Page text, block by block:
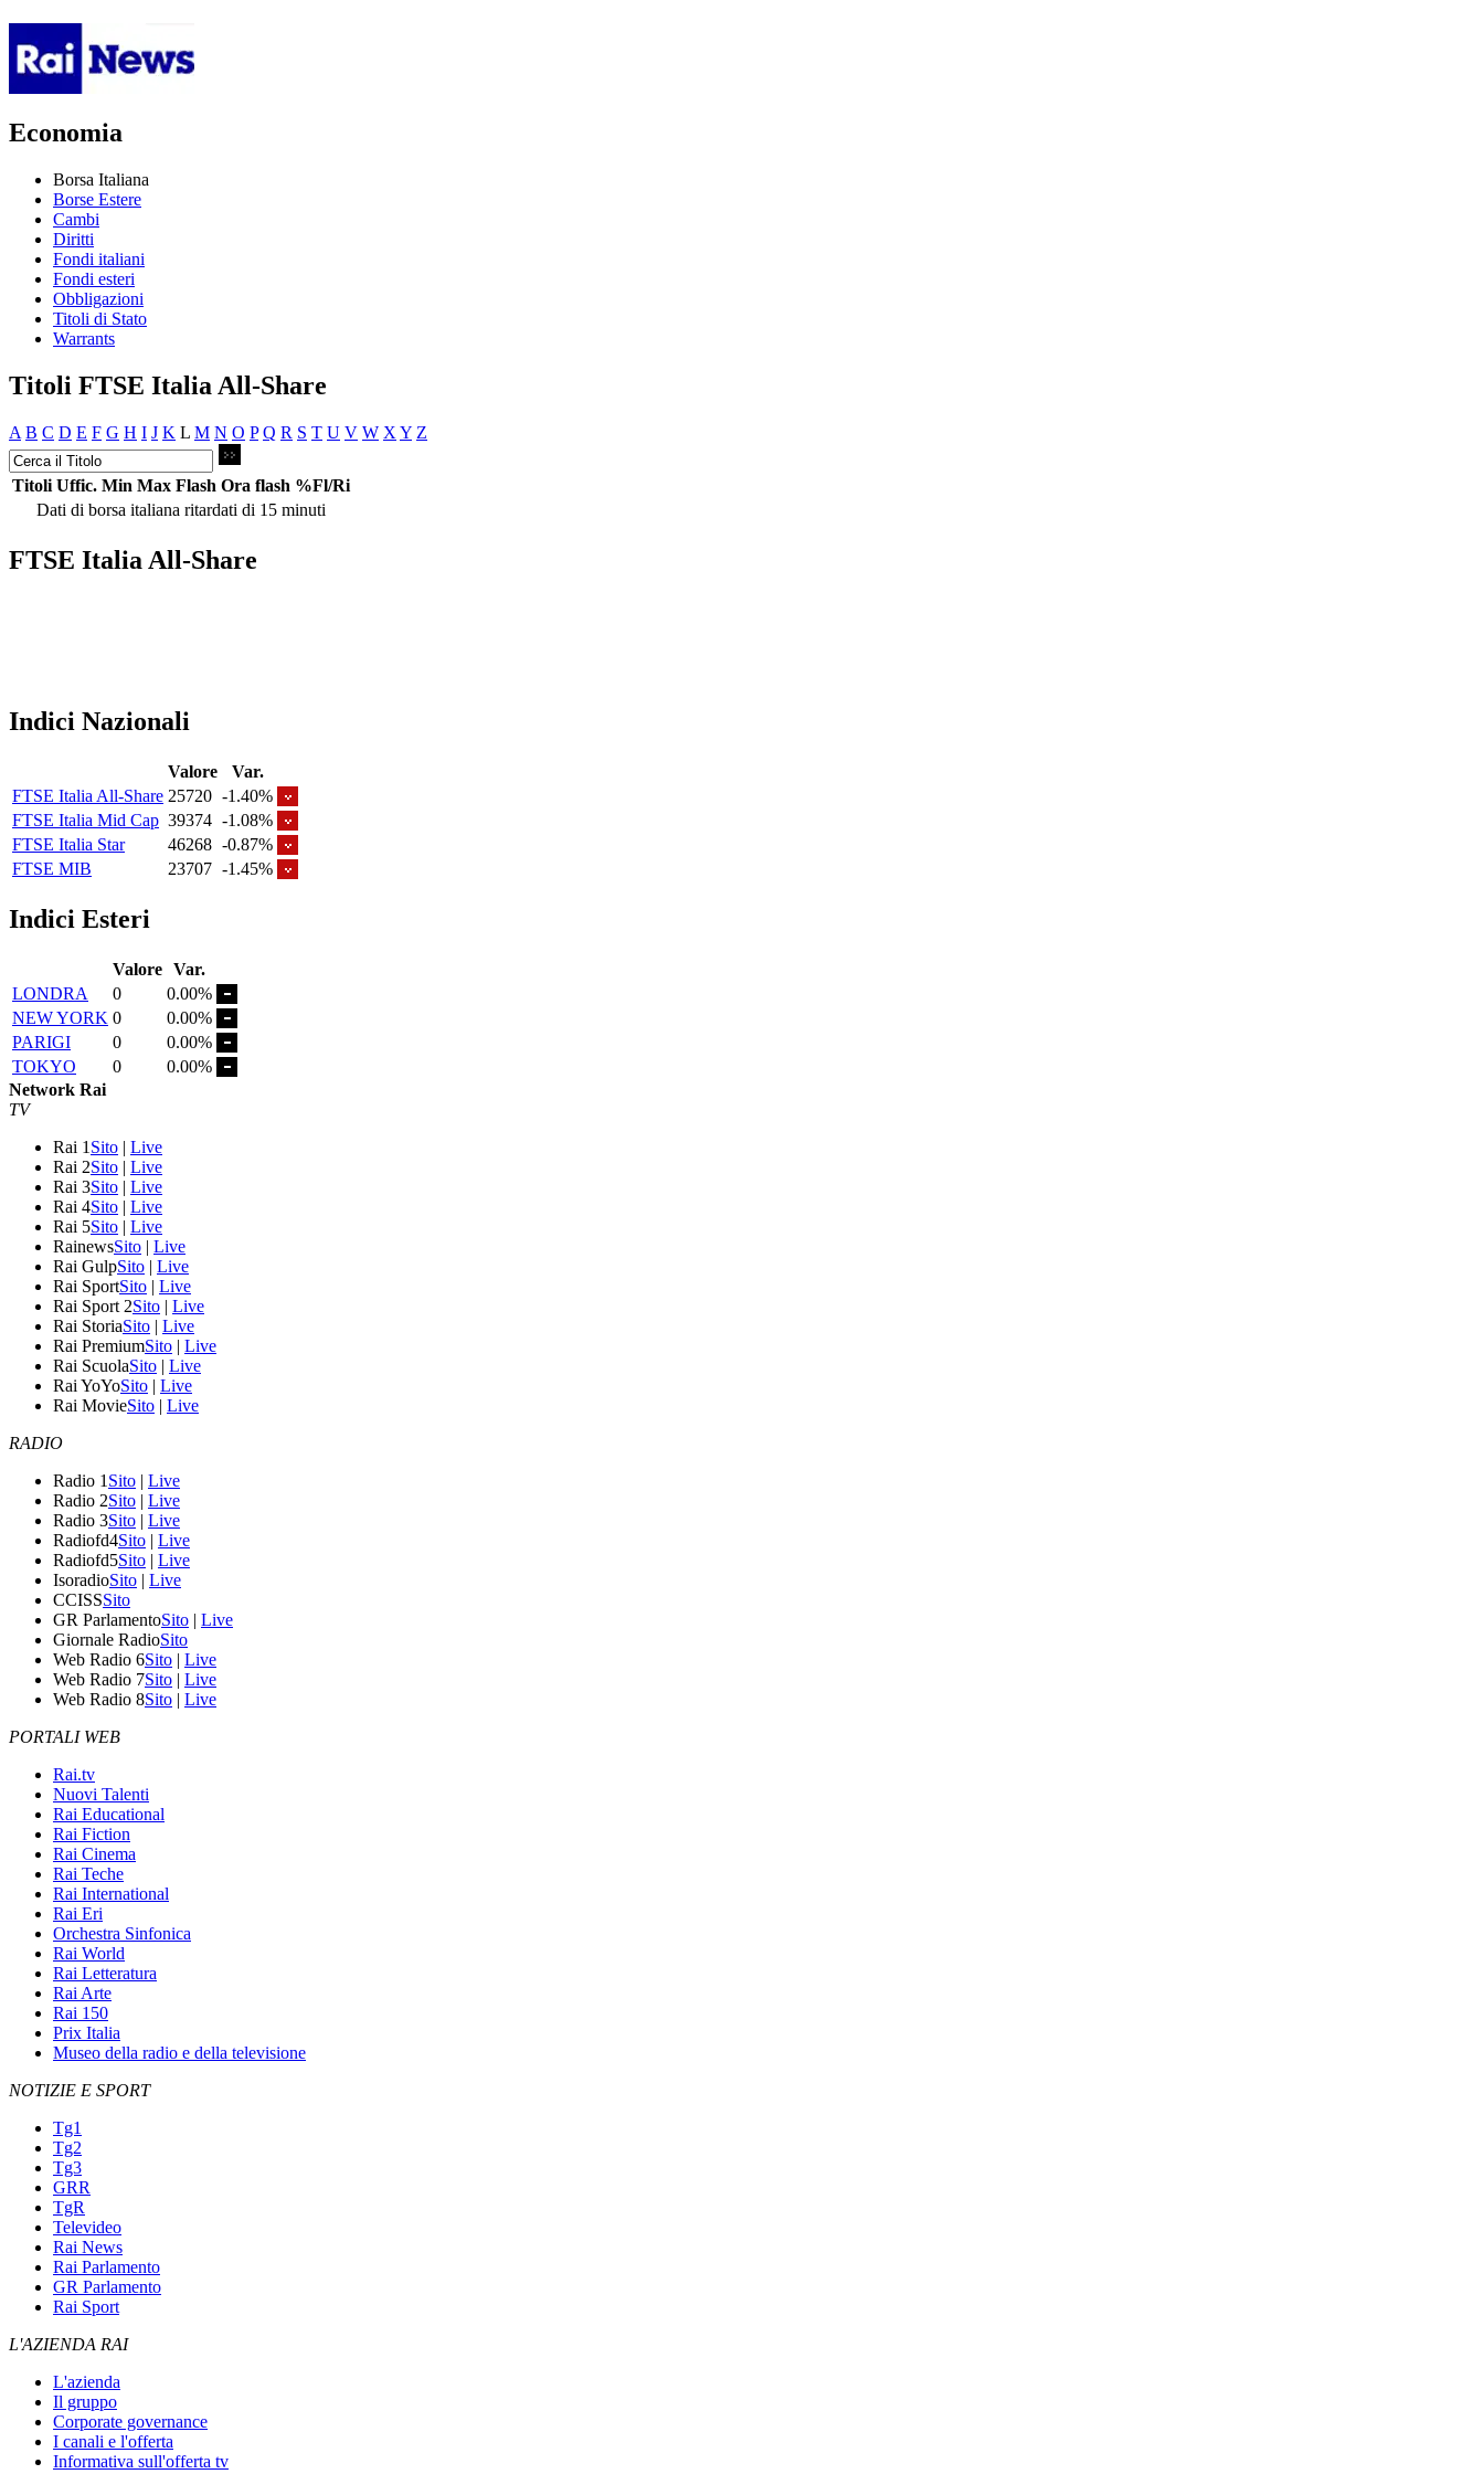
Economia
Borsa Italiana
Borse Estere
Cambi
Diritti
Fondi italiani
Fondi esteri
Obbligazioni
Titoli di Stato
Warrants
Titoli FTSE Italia All-Share
A B C D E F G H I J K L M N O P Q R S T U V W X Y Z
Titoli Uffic. Min Max Flash Ora flash %Fl/Ri
Dati di borsa italiana ritardati di 15 minuti
FTSE Italia All-Share
Indici Nazionali
Valore
Var.
FTSE Italia All-Share 25720 -1.40%
FTSE Italia Mid Cap 39374 -1.08%
FTSE Italia Star
46268 -0.87%
FTSE MIB
23707 -1.45%
Indici Esteri
Valore Var.
LONDRA
0
0.00%
NEW YORK 0
0.00%
PARIGI
0
0.00%
TOKYO
0
0.00%
Network Rai
TV
Rai 1 Sito | Live
Rai 2Sito | Live
Rai 3Sito | Live
Rai 4Sito | Live
Rai 5Sito | Live
RainewsSito | Live
Rai GulpSito | Live
Rai SportSito | Live
Rai Sport 2Sito | Live
Rai StoriaSito | Live
Rai PremiumSito | Live
Rai ScuolaSito | Live
Rai YoYoSito | Live
Rai MovieSito | Live
RADIO
Radio 1 Sito | Live
Radio 2Sito | Live
Radio 3Sito | Live
Radiofd4Sito | Live
Radiofd5Sito | Live
IsoradioSito | Live
CCISSSito
GR ParlamentoSito | Live
Giornale RadioSito
Web Radio 6Sito | Live
Web Radio 7Sito | Live
Web Radio 8Sito | Live
PORTALI WEB
Rai.tv
Nuovi Talenti
Rai Educational
Rai Fiction
Rai Cinema
Rai Teche
Rai International
Rai Eri
Orchestra Sinfonica
Rai World
Rai Letteratura
Rai Arte
Rai 150
Prix Italia
Museo della radio e della televisione
NOTIZIE E SPORT
Tg1
Tg2
Tg3
GRR
TgR
Televideo
Rai News
Rai Parlamento
GR Parlamento
Rai Sport
L'AZIENDA RAI
L'azienda
Il gruppo
Corporate governance
I canali e l'offerta
Informativa sull'offerta tv